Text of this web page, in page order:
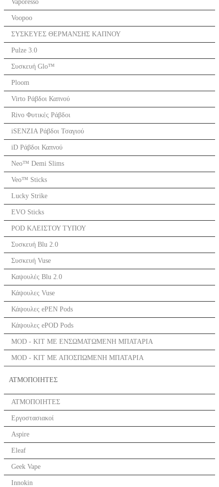
Vaporesso
Voopoo
ΣΥΣΚΕΥΕΣ ΘΕΡΜΑΝΣΗΣ ΚΑΠΝΟΥ
Pulze 3.0
Συσκευή Glo™
Ploom
Virto Ράβδοι Καπνού
Rivo Φυτικές Ράβδοι
iSENZIA Ράβδοι Τσαγιού
iD Ράβδοι Καπνού
Neo™ Demi Slims
Veo™ Sticks
Lucky Strike
EVO Sticks
POD ΚΛΕΙΣΤΟΥ ΤΥΠΟΥ
Συσκευή Blu 2.0
Συσκευή Vuse
Καψουλές Blu 2.0
Κάψουλες Vuse
Κάψουλες ePEN Pods
Κάψουλες ePOD Pods
MOD - KIT ΜΕ ΕΝΣΩΜΑΤΩΜΕΝΗ ΜΠΑΤΑΡΙΑ
MOD - KIT ΜΕ ΑΠΟΣΠΩΜΕΝΗ ΜΠΑΤΑΡΙΑ
ΑΤΜΟΠΟΙΗΤΕΣ
ΑΤΜΟΠΟΙΗΤΕΣ
Εργοστασιακοί
Aspire
Eleaf
Geek Vape
Innokin